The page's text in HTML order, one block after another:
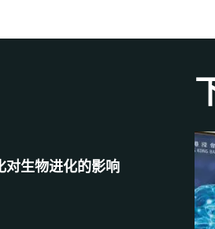
对生物进化的影响